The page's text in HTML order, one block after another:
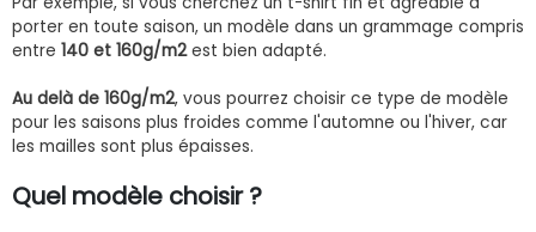
porter en toute saison, un modèle dans un grammage compris
entre 140 et 160g/m2est bien adapté.
Au delà de 160g/m2, vous pourrez choisir ce type de modèle
pour les saisons plus froides comme l'automne ou l'hiver, car
les mailles sont plus épaisses.
Quel modèle choisir ?